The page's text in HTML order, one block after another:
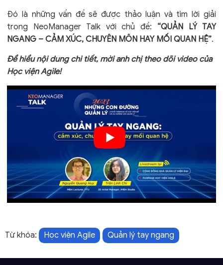
Đó là những vấn đề sẽ được thảo luận và tìm lời giải
trong NeoManager Talk với chủ đề: “QUẢN LÝ TAY
NGANG – CẢM XÚC, CHUYÊN MÔN HAY MỐI QUAN HỆ”.
Để hiểu nội dung chi tiết, mời anh chị theo dõi video của
Học viện Agile!
Từ khóa: Học viện Agile Quản lý tay ngang